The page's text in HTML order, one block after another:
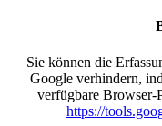
Sie können die
Google verhindern,
verfügbare Browser-
https://